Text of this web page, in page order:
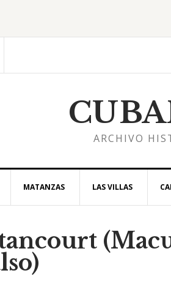
ARCHIVO
MATANZAS LAS VILLAS